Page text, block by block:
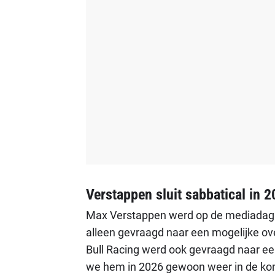
Verstappen sluit sabbatical in
Max Verstappen werd op de
alleen gevraagd naar een mogelijke
Bull Racing werd ook gevraagd naar
we hem in 2026 gewoon weer in de